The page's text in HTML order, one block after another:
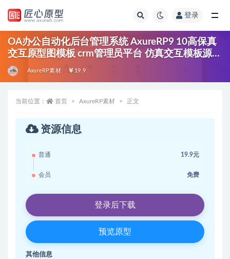
登录
OA办公自动化后台管理系统 AxureRP9 10高保真
交互原型图模板 crm管理员平台 仿真交互模板源文
件 可编辑
AxureRP素材 19.9
当前位置： 首页 AxureRP素材 正文
资源信息
普通 19.9元
会员 免费
登录后下载
预览原型
其他信息